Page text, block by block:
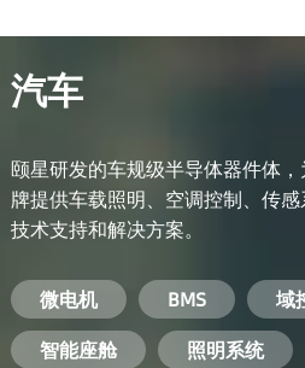
汽车
颐星研发的车规级半导体器件体
牌提供车载照明、空调控制、传
技术支持和解决方案。
微电机 BMS 域
智能座舱
照明系统
电池管理系统
储能逆
工业电焊机 变频器
安防摄像头
开关电源 手机充电器
PC电源
电脑 手机 基站
智能农业 智能医疗
智能家居